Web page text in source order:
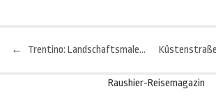
Beitragsnavigation
← Trentino: Landschaftsmalerei-Ausstellung im Mart in Rovereto
Raushier-Reisemagazin